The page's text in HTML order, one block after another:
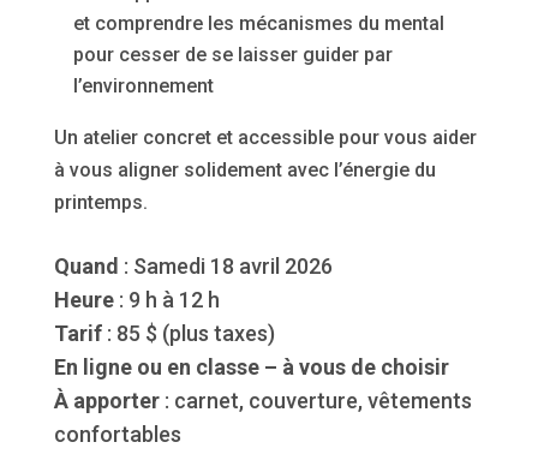
et comprendre les mécanismes du mental
pour cesser de se laisser guider par
l’environnement
Un atelier concret et accessible pour vous aider
à vous aligner solidement avec l’énergie du
printemps.
Quand : Samedi 18 avril 2026
Heure: 9 h à 12 h
Tarif: 85 $ (plus taxes)
En ligne ou en classe – à vous de choisir
À apporter: carnet, couverture, vêtements
confortables